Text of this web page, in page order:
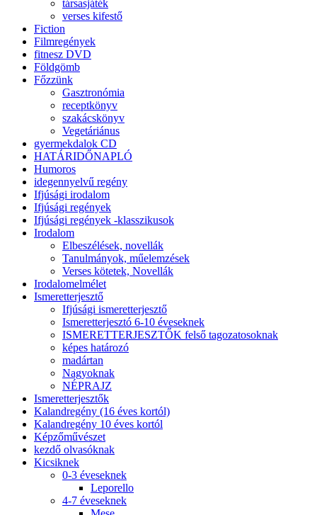
társasjáték
verses kifestő
Fiction
Filmregények
fitnesz DVD
Földgömb
Főzzünk
Gasztronómia
receptkönyv
szakácskönyv
Vegetáriánus
gyermekdalok CD
HATÁRIDŐNAPLÓ
Humoros
idegennyelvű regény
Ifjúsági irodalom
Ifjúsági regények
Ifjúsági regények -klasszikusok
Irodalom
Elbeszélések, novellák
Tanulmányok, műelemzések
Verses kötetek, Novellák
Irodalomelmélet
Ismeretterjesztő
Ifjúsági ismeretterjesztő
Ismeretterjesztó 6-10 éveseknek
ISMERETTERJESZTŐK felső tagozatosoknak
képes határozó
madártan
Nagyoknak
NÉPRAJZ
Ismeretterjesztők
Kalandregény (16 éves kortól)
Kalandregény 10 éves kortól
Képzőművészet
kezdő olvasóknak
Kicsiknek
0-3 éveseknek
Leporello
4-7 éveseknek